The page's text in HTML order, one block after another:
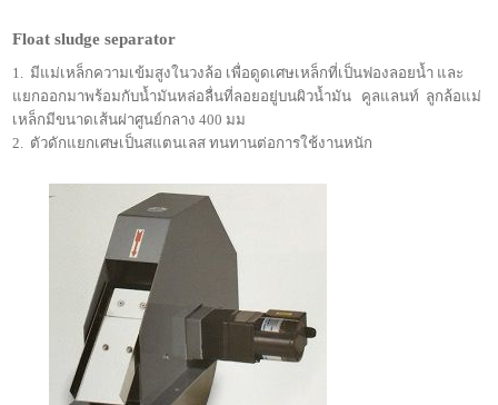
Float sludge separator
1. มีแม่เหล็กความเข้มสูงในวงล้อ เพื่อดูดเศษเหล็กที่เป็นฟองลอยน้ำ และ
แยกออกมาพร้อมกับน้ำมันหล่อลื่นที่ลอยอยู่บนผิวน้ำมัน คูลแลนท์ ลูกล้อแม่
เหล็กมีขนาดเส้นผ่าศูนย์กลาง 400 มม
2. ตัวดักแยกเศษเป็นสแตนเลส ทนทานต่อการใช้งานหนัก